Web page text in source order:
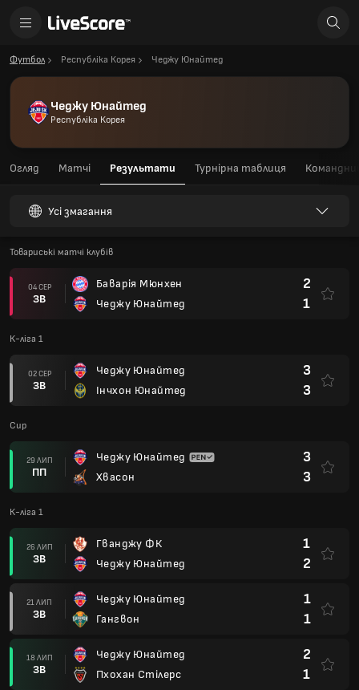
Футбол Республіка Корея Чеджу Юнайтед
Чеджу Юнайтед
Республіка Корея
Огляд Матчі Результати Турнірна таблиця
Усі змагання
Товариські матчі клубів
04 СЕР
ЗВ
Баварія Мюнхен
Чеджу Юнайтед
2
1
К-ліга 1
02 СЕР
ЗВ
Чеджу Юнайтед
Інчхон Юнайтед
3
3
Cup
29 ЛИП
ПП
Чеджу Юнайтед
Хвасон
3
3
К-ліга 1
26 ЛИП
ЗВ
Гванджу ФК
Чеджу Юнайтед
1
2
21 ЛИП
ЗВ
Чеджу Юнайтед
Гангвон
1
1
18 ЛИП
ЗВ
Чеджу Юнайтед
Пхохан Стілерс
2
1